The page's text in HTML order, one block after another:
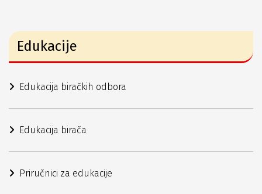
Edukacije
Edukacija biračkih odbora
Edukacija birača
Priručnici za edukacije